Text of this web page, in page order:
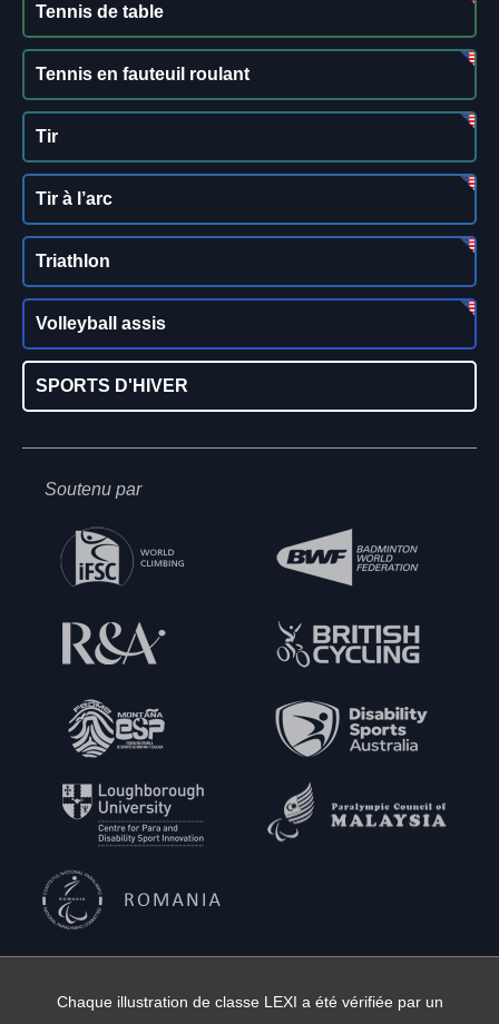
Tennis de table
Tennis en fauteuil roulant
Tir
Tir à l’arc
Triathlon
Volleyball assis
SPORTS D'HIVER
Soutenu par
Chaque illustration de classe LEXI a été vérifiée par un